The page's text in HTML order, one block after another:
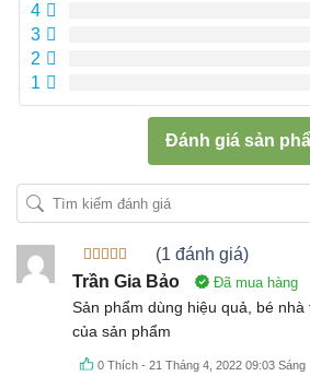
4
3
2
1
Đánh giá sản
Được xếp
hạng55
sao
(1 đánh giá)
Trần Gia Bảo
Đã mua hàng
Sản phẩm dùng hiệu quả, bé
của sản phẩm
0 Thích -21 Tháng 4, 2022 09:03 Sáng